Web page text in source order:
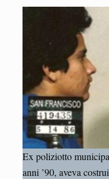
Ex poliziotto
anni ’90, aveva